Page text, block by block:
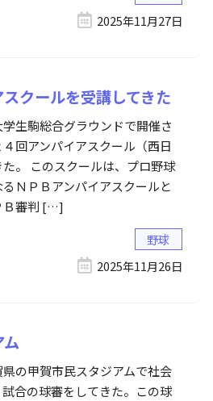
2025年11月27日
クールを受講してきた
生駒総合グラウンドで開催さ
回アンパイアスクール（西日
。 このスクールは、プロ野球
ＮＰＢアンパイアスクールと
Ｂ審判 […]
野球
2025年11月26日
の甲賀市民スタジアムで社会
合の球審をしてきた。この球